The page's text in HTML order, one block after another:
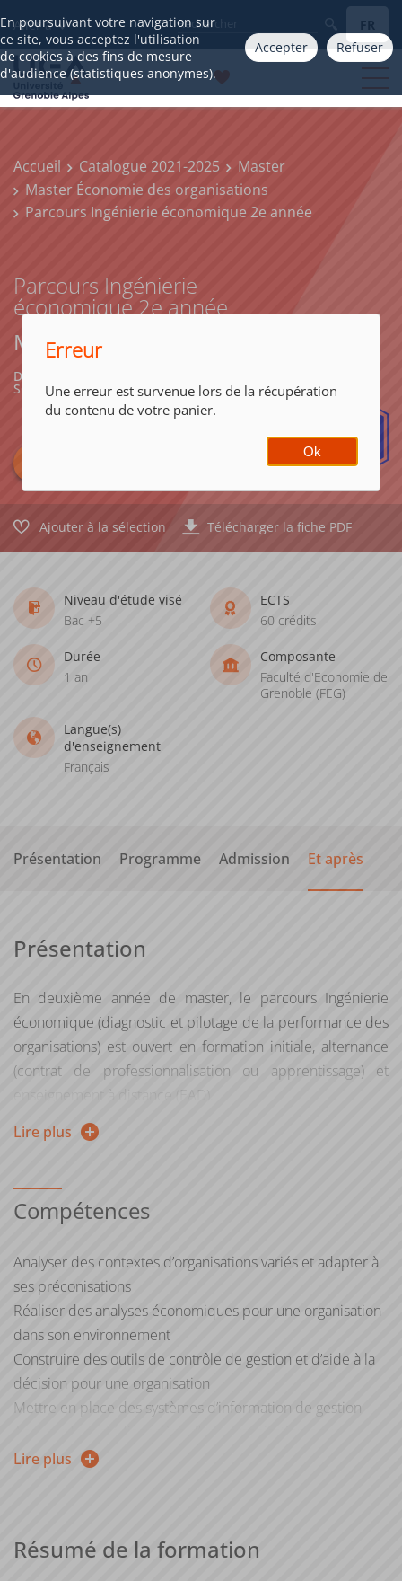
En poursuivant votre navigation sur
ce site, vous acceptez l'utilisation
de cookies à des fins de mesure
d'audience (statistiques anonymes).
Accepter Refuser
Aller à FR
Accueil Catalogue 2021-2025
Master
Master Économie des organisations
Parcours Ingénierie économique 2e année
Parcours Ingénierie
économique 2e année
Master Économie des organisations
DROIT, ÉCONOMIE, GESTION, MANAGEMENT,
SCIENCES POLITIQUES
Alternance possible
Ajouter à la sélection Télécharger la fiche PDF
Niveau d'étude visé
Bac +5
ECTS
60 crédits
Durée
1 an
Composante
Faculté d'Economie de
Grenoble (FEG)
Langue(s)
d'enseignement
Français
Présentation Programme Admission Et après
Présentation
En deuxième année de master, le parcours Ingénierie
économique (diagnostic et pilotage de la performance des
organisations) est ouvert en formation initiale, alternance
(contrat de professionnalisation ou apprentissage) et
Le parcours Ingénierie économique (diagnostic et pilotage
problématiques d'analyse stratégique et industrielles et les
méthodes de l’analyse financière pour proposer aux
métiers à l’interface entre ingénieurs en système
d’information, économistes et gestionnaires.
Lire plus
Compétences
Analyser des contextes d’organisations variés et adapter à
ses préconisations
Réaliser des analyses économiques pour une organisation
dans son environnement
Construire des outils de contrôle de gestion et d’aide à la
décision pour une organisation
Mettre en place des systèmes d’information de gestion
améliorer sa performance
organisation
Lire plus
Résumé de la formation
Erreur
Une erreur est survenue lors de la récupération
du contenu de votre panier.
Ok